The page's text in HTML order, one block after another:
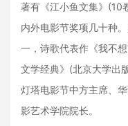
著有《江小鱼文集》(10
内外电影节奖项几十种
一，诗歌代表作《我不
文学经典》(北京大学出
灯塔电影节中方主席、
影艺术学院院长。